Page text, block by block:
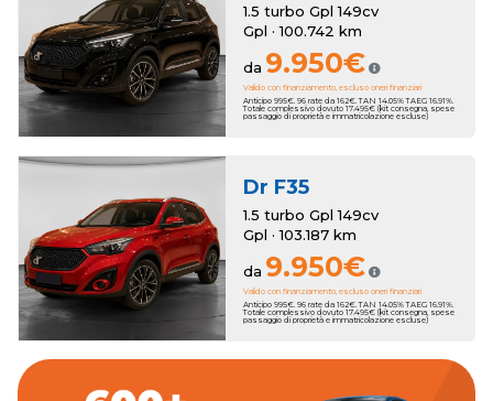
1.5 turbo Gpl 149cv
Gpl · 100.742 km
da 9.950€
Valido con finanziamento, escluso oneri finanziari
Anticipo 995€. 96 rate da 162€. TAN 14.05% TAEG 16.91%.
Totale complessivo dovuto 17.495€ (kit consegna, spese
passaggio di proprietà e immatricolazione escluse)
Dr F35
1.5 turbo Gpl 149cv
Gpl · 103.187 km
da 9.950€
Valido con finanziamento, escluso oneri finanziari
Anticipo 995€. 96 rate da 162€. TAN 14.05% TAEG 16.91%.
Totale complessivo dovuto 17.495€ (kit consegna, spese
passaggio di proprietà e immatricolazione escluse)